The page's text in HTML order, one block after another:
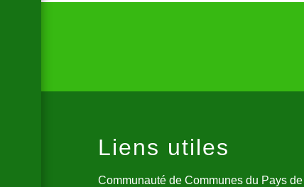
Liens utiles
Communauté de Communes du Pays de